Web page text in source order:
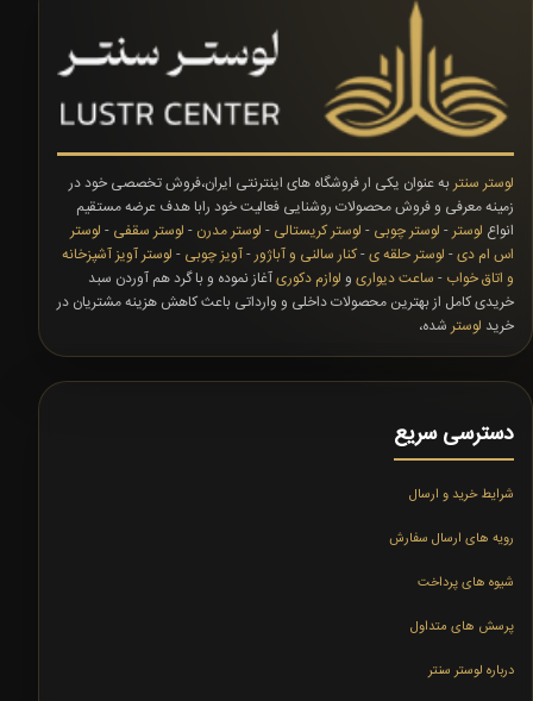
لوستر سنتر به عنوان یکی ار فروشگاه های اینترنتی ایران،فروش تخصصی خود در
زمینه معرفی و فروش محصولات روشنایی فعالیت خود رابا هدف عرضه مستقیم
انواع لوستر - لوستر چوبی - لوستر کریستالی - لوستر مدرن - لوستر سقفی - لوستر
اس ام دی- لوستر حلقه ی-کنار سالنی و آباژور-آویز چوبی - لوستر آویز آشپزخانه
و اتاق خواب - ساعت دیواری و لوازم دکوریآغاز نموده و با گرد هم آوردن سبد
خریدی کامل از بهترین محصولات داخلی و وارداتی باعث کاهش هزینه مشتریان در
خرید لوستر شده،
دسترسی سریع
شرایط خرید و ارسال
رویه های ارسال سفارش
شیوه های پرداخت
پرسش های متداول
درباره لوستر سنتر